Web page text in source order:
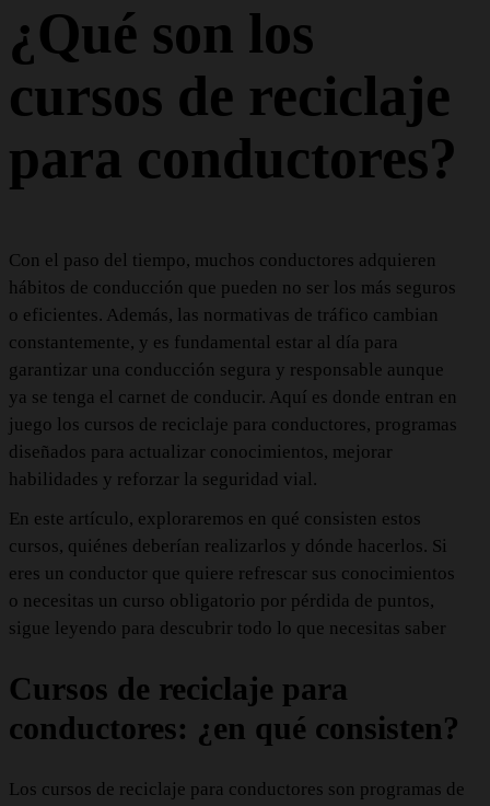
¿Qué son los
cursos de reciclaje
para conductores?
Con el paso del tiempo, muchos conductores adquieren
hábitos de conducción que pueden no ser los más seguros
o eficientes. Además, las normativas de tráfico cambian
constantemente, y es fundamental estar al día para
garantizar una conducción segura y responsable aunque
ya se tenga el carnet de conducir. Aquí es donde entran en
juego los cursos de reciclaje para conductores, programas
diseñados para actualizar conocimientos, mejorar
habilidades y reforzar la seguridad vial.
En este artículo, exploraremos en qué consisten estos
cursos, quiénes deberían realizarlos y dónde hacerlos. Si
eres un conductor que quiere refrescar sus conocimientos
o necesitas un curso obligatorio por pérdida de puntos,
sigue leyendo para descubrir todo lo que necesitas saber
Cursos de reciclaje para
conductores: ¿en qué consisten?
Los cursos de reciclaje para conductores son programas de